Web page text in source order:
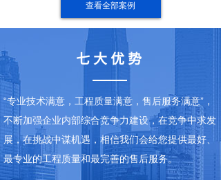
查看全部案例
七大优势
“专业技术满意，工程质量满意，售后服务满意”，
不断加强企业内部综合竞争力建设，在竞争中求发
展，在挑战中谋机遇，相信我们会给您提供最好、
最专业的工程质量和最完善的售后服务。